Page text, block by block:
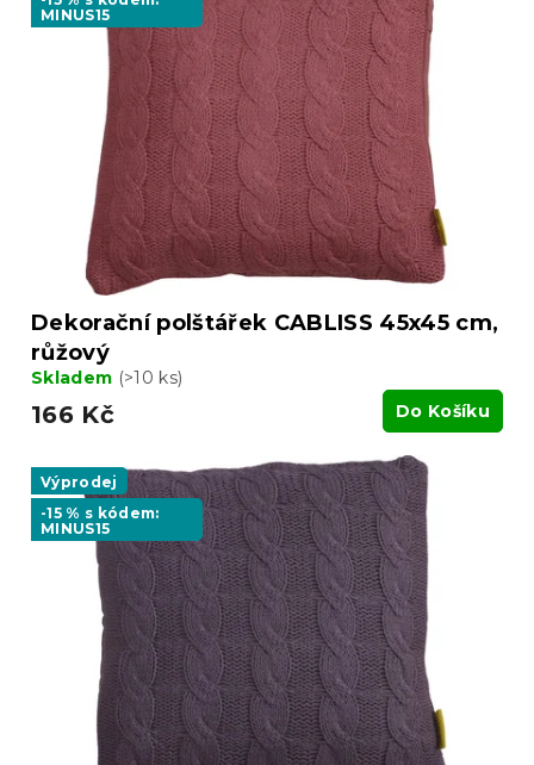
MINUS15
Dekorační polštářek CABLISS 45x45 cm,
růžový
Skladem (>10 ks)
166 Kč Do Košíku
Výprodej
-15 % s kódem:
MINUS15